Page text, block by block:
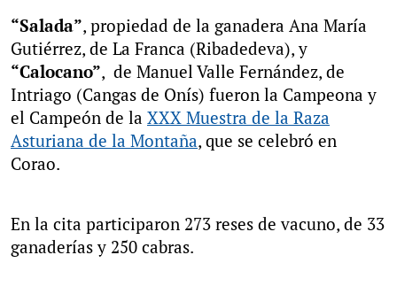
“Salada”, propiedad de la ganadera Ana María
Gutiérrez, de La Franca (Ribadedeva), y
“Calocano”, de Manuel Valle Fernández, de
Intriago (Cangas de Onís) fueron la Campeona y
el Campeón de la XXX Muestra de la Raza
Asturiana de la Montaña, que se celebró en
Corao.
En la cita participaron 273 reses de vacuno, de 33
ganaderías y 250 cabras.